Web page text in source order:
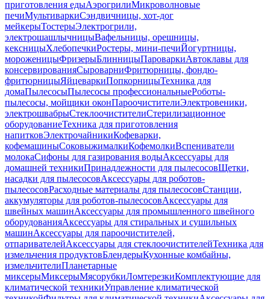
приготовления едыАэрогрилиМикроволновые
печиМультиваркиСэндвичницы, хот-дог
мейкерыТостерыЭлектрогрили,
электрошашлычницыВафельницы, орешницы,
кексницыХлебопечкиРостеры, мини-печиЙогуртницы,
мороженицыФризерыБлинницыПароваркиАвтоклавы для
консервированияСыроварниФритюрницы, фондю-
фритюрницыЯйцеваркиПопкорницыТехника для
домаПылесосыПылесосы профессиональныеРоботы-
пылесосы, мойщики оконПароочистителиЭлектровеники,
электрошвабрыСтеклоочистителиСтерилизационное
оборудованиеТехника для приготовления
напитковЭлектрочайникиКофеварки,
кофемашиныСоковыжималкиКофемолкиВспениватели
молокаСифоны для газирования водыАксессуары для
домашней техникиПринадлежности для пылесосовЩетки,
насадки для пылесосовАксессуары для роботов-
пылесосовРасходные материалы для пылесосовСтанции,
аккумуляторы для роботов-пылесосовАксессуары для
швейных машинАксессуары для промышленного швейного
оборудованияАксессуары для стиральных и сушильных
машинАксессуары для пароочистителей,
отпаривателейАксессуары для стеклоочистителейТехника для
измельчения продуктовБлендерыКухонные комбайны,
измельчителиПланетарные
миксерыМиксерыМясорубкиЛомтерезкиКомплектующие для
климатической техникиУправление климатической